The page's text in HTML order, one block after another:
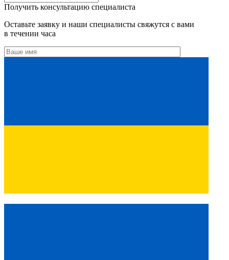
Получить консультацию специалиста
Оставьте заявку и наши специалисты свяжутся с вами
в течении часа